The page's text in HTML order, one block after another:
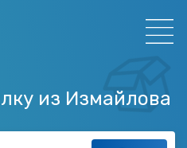
из Измайлова